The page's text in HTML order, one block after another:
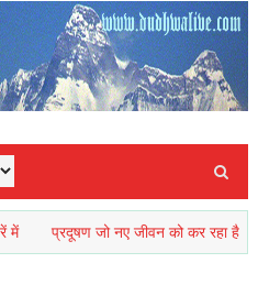
प्रदूषण जो नए जीवन को कर रहा है विखंडित!